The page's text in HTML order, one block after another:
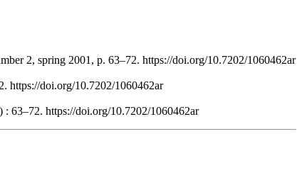
2, spring 2001, p. 63–72. https://doi.org/10.7202/1060462ar
https://doi.org/10.7202/1060462ar
: 63–72. https://doi.org/10.7202/1060462ar